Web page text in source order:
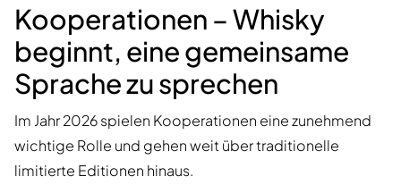
Kooperationen – Whisky
beginnt, eine gemeinsame
Sprache zu sprechen
Im Jahr 2026 spielen Kooperationen eine zunehmend
wichtige Rolle und gehen weit über traditionelle
limitierte Editionen hinaus.